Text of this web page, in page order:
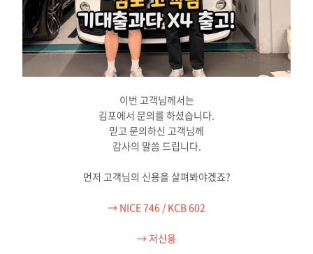
이번 고객님께서는
김포에서 문의를 하셨습니다.
믿고 문의하신 고객님께
감사의 말씀 드립니다.
먼저 고객님의 신용을 살펴봐야겠죠?
→ NICE 746 / KCB 602
→ 저신용